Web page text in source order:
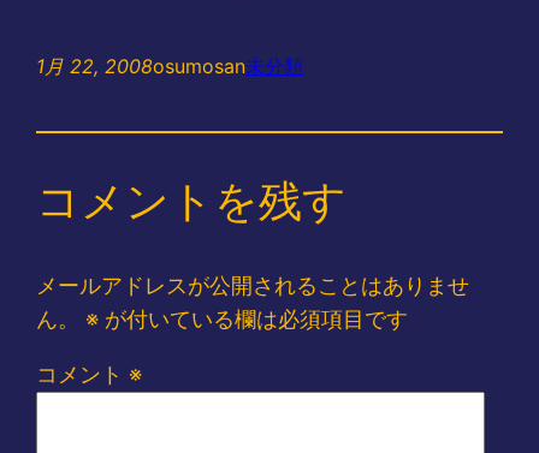
1月 22, 2008osumosan未分類
コメントを残す
メールアドレスが公開されることはありませ
ん。
※ が付いている欄は必須項目です
コメント ※